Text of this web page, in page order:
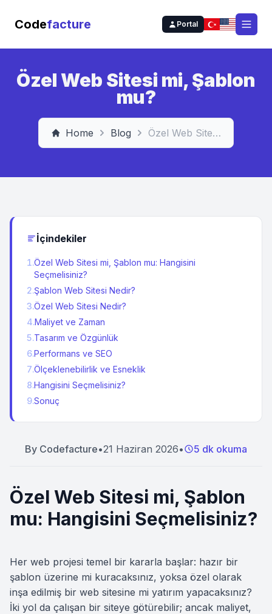
Codefacture Portal
Özel Web Sitesi mi, Şablon
mu?
Home Blog Özel Web Sitesi mi, Şablon mu?
İçindekiler
1.Özel Web Sitesi mi, Şablon mu: Hangisini
Seçmelisiniz?
2.Şablon Web Sitesi Nedir?
3.Özel Web Sitesi Nedir?
4.Maliyet ve Zaman
5.Tasarım ve Özgünlük
6.Performans ve SEO
7.Ölçeklenebilirlik ve Esneklik
8.Hangisini Seçmelisiniz?
9.Sonuç
By Codefacture•21 Haziran 2026• 5 dk okuma
Özel Web Sitesi mi, Şablon
mu: Hangisini Seçmelisiniz?
Her web projesi temel bir kararla başlar: hazır bir
şablon üzerine mi kuracaksınız, yoksa özel olarak
inşa edilmiş bir web sitesine mi yatırım yapacaksınız?
İki yol da çalışan bir siteye götürebilir; ancak maliyet,